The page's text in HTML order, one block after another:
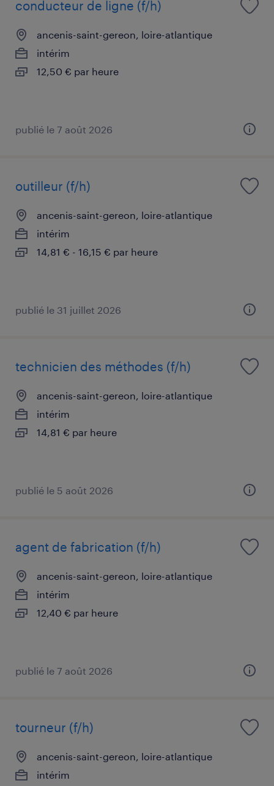
conducteur de ligne (f/h)
ancenis-saint-gereon, loire-atlantique
intérim
12,50 € par heure
publié le 7 août 2026
outilleur (f/h)
ancenis-saint-gereon, loire-atlantique
intérim
14,81 € - 16,15 € par heure
publié le 31 juillet 2026
technicien des méthodes (f/h)
ancenis-saint-gereon, loire-atlantique
intérim
14,81 € par heure
publié le 5 août 2026
agent de fabrication (f/h)
ancenis-saint-gereon, loire-atlantique
intérim
12,40 € par heure
publié le 7 août 2026
tourneur (f/h)
ancenis-saint-gereon, loire-atlantique
intérim